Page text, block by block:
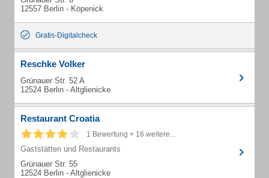
12557 Berlin - Köpenick
Gratis-Digitalcheck
Reschke Volker
Grünauer Str. 52 A
12524 Berlin - Altglienicke
Restaurant Croatia
1 Bewertung + 16 weitere...
Gaststätten und Restaurants
Grünauer Str. 55
12524 Berlin - Altglienicke